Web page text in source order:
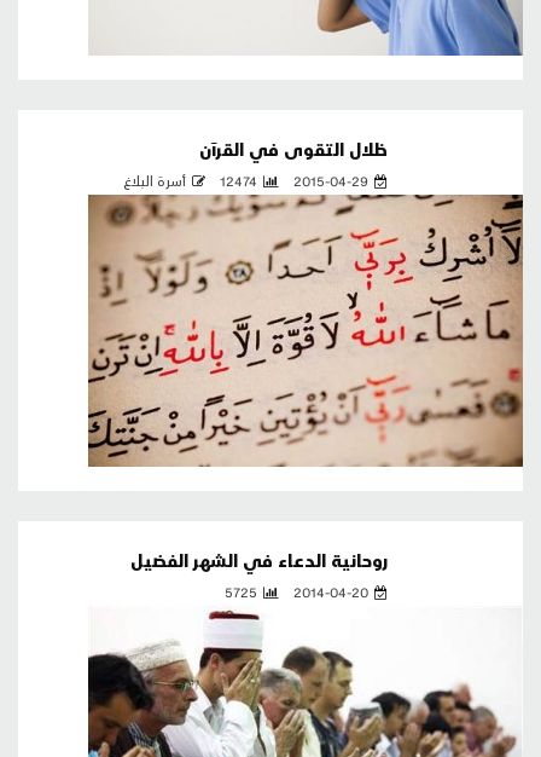
ظلال التقوى في القرآن
2015-04-29
12474 أسرة البلاغ
روحانية الدعاء في الشهر الفضيل
2014-04-20
5725